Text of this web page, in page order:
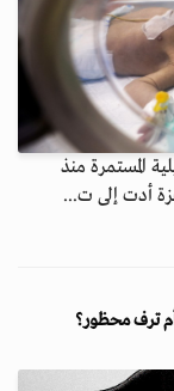
المستمرة منذ